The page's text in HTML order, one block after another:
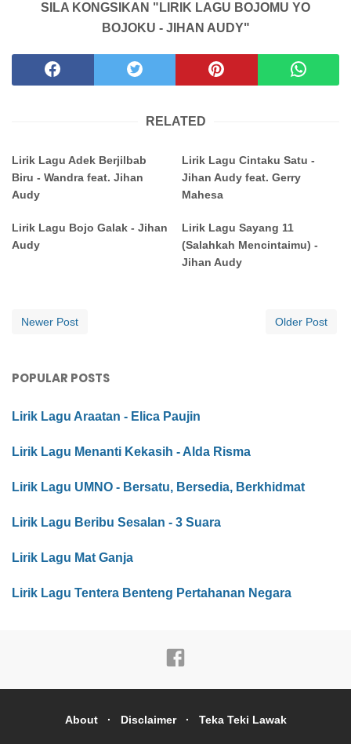
SILA KONGSIKAN "LIRIK LAGU BOJOMU YO
BOJOKU - JIHAN AUDY"
RELATED
Lirik Lagu Adek Berjilbab
Biru - Wandra feat. Jihan
Audy
Lirik Lagu Cintaku Satu -
Jihan Audy feat. Gerry
Mahesa
Lirik Lagu Bojo Galak - Jihan
Audy
Lirik Lagu Sayang 11
(Salahkah Mencintaimu) -
Jihan Audy
Newer Post Older Post
POPULAR POSTS
Lirik Lagu Araatan - Elica Paujin
Lirik Lagu Menanti Kekasih - Alda Risma
Lirik Lagu UMNO - Bersatu, Bersedia, Berkhidmat
Lirik Lagu Beribu Sesalan - 3 Suara
Lirik Lagu Mat Ganja
Lirik Lagu Tentera Benteng Pertahanan Negara
About Disclaimer Teka Teki Lawak